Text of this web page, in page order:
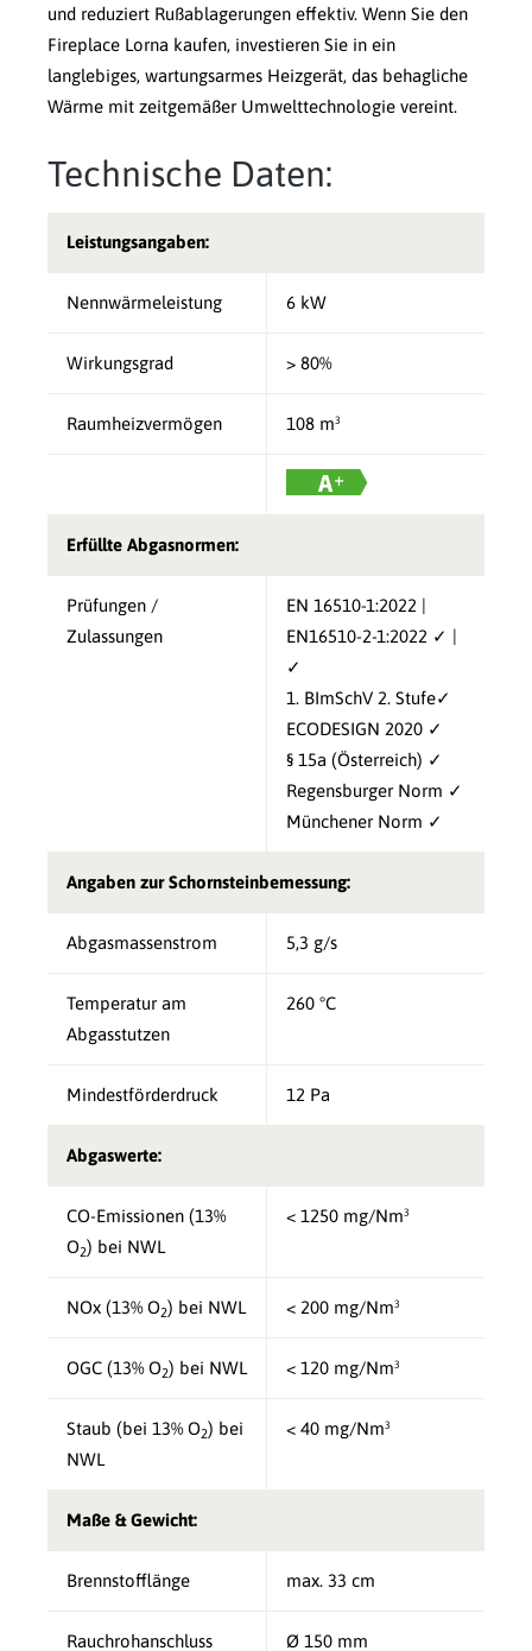
und reduziert Rußablagerungen effektiv. Wenn Sie den
Fireplace Lorna kaufen, investieren Sie in ein
langlebiges, wartungsarmes Heizgerät, das behagliche
Wärme mit zeitgemäßer Umwelttechnologie vereint.
Technische Daten:
Leistungsangaben:
Nennwärmeleistung 6 kW
Wirkungsgrad > 80%
Raumheizvermögen 108 m³
Erfüllte Abgasnormen:
Prüfungen /
Zulassungen
EN 16510-1:2022 |
EN16510-2-1:2022 ✓ |
✓
1. BImSchV 2. Stufe✓
ECODESIGN 2020 ✓
§ 15a (Österreich) ✓
Regensburger Norm ✓
Münchener Norm ✓
Angaben zur Schornsteinbemessung:
Abgasmassenstrom 5,3 g/s
Temperatur am
Abgasstutzen
260 °C
Mindestförderdruck 12 Pa
Abgaswerte:
CO-Emissionen (13%
O2) bei NWL
< 1250 mg/Nm³
NOx (13% O2) bei NWL < 200 mg/Nm³
OGC (13% O2) bei NWL < 120 mg/Nm³
Staub (bei 13% O2) bei
NWL
< 40 mg/Nm³
Maße & Gewicht:
Brennstofflänge max. 33 cm
Rauchrohanschluss Ø 150 mm